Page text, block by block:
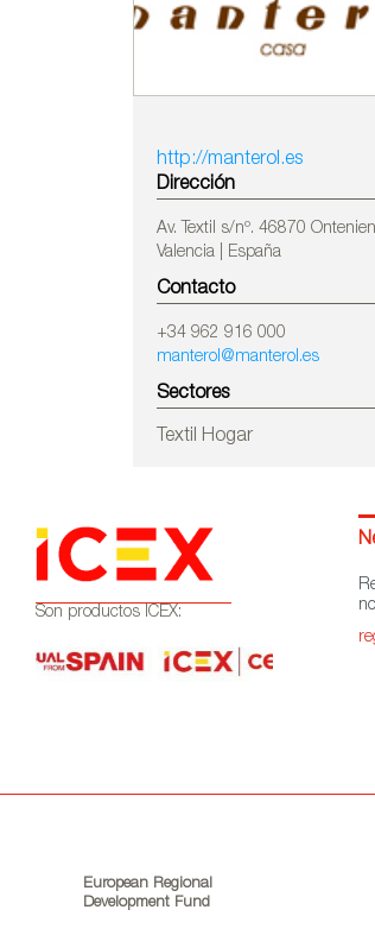
http://manterol.es
Dirección
Av. Textil s/nº. 46870
Valencia | España
Contacto
+34 962 916 000
manterol@manterol.es
Sectores
Textil Hogar
Son productos ICEX:
European Regional
Development Fund